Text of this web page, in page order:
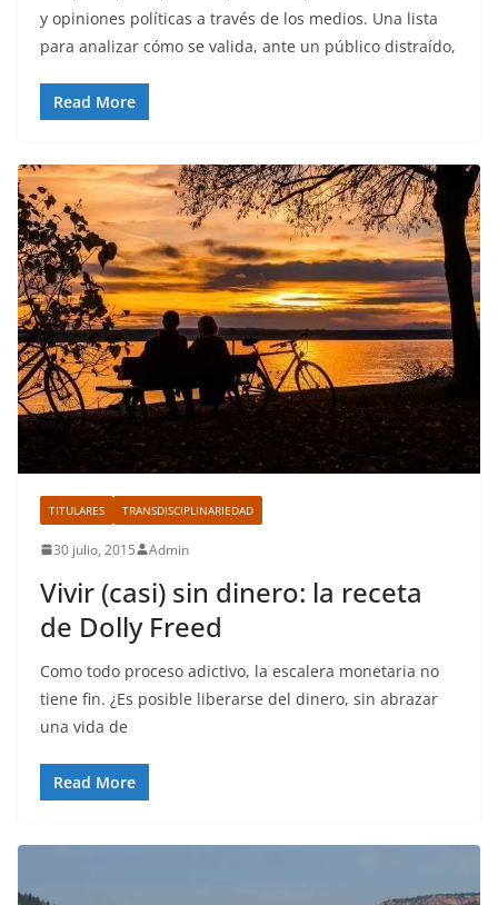
y opiniones políticas a través de los medios. Una lista
para analizar cómo se valida, ante un público distraído,
Read More
TITULARES TRANSDISCIPLINARIEDAD
30 julio, 2015 Admin
Vivir (casi) sin dinero: la receta
de Dolly Freed
Como todo proceso adictivo, la escalera monetaria no
tiene fin. ¿Es posible liberarse del dinero, sin abrazar
una vida de
Read More